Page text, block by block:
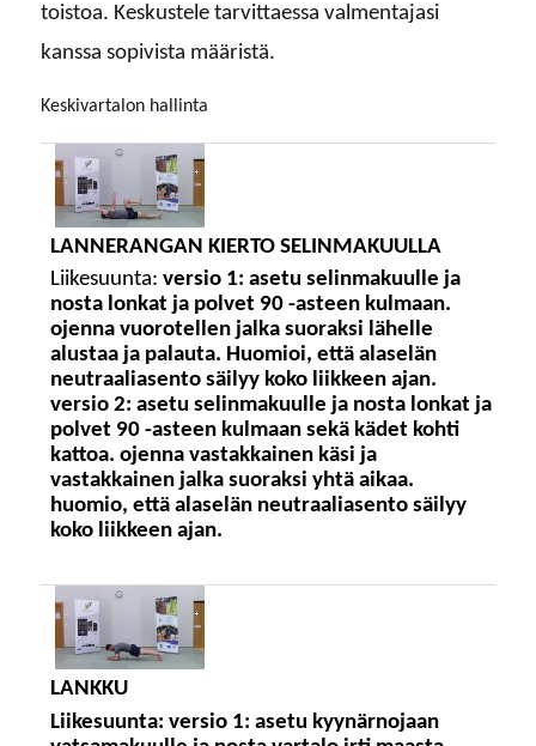
toistoa. Keskustele tarvittaessa valmentajasi
kanssa sopivista määristä.
keskivartalon hallinta
LANNERANGAN KIERTO SELINMAKUULLA
Liikesuunta:versio 1: asetu selinmakuulle ja
nosta lonkat ja polvet 90 -asteen kulmaan.
ojenna vuorotellen jalka suoraksi lähelle
alustaa ja palauta. Huomioi, että alaselän
neutraaliasento säilyy koko liikkeen ajan.
versio 2: asetu selinmakuulle ja nosta lonkat ja
polvet 90 -asteen kulmaan sekä kädet kohti
kattoa. ojenna vastakkainen käsi ja
vastakkainen jalka suoraksi yhtä aikaa.
huomio, että alaselän neutraaliasento säilyy
koko liikkeen ajan.
LANKKU
Liikesuunta:versio 1: asetu kyynärnojaan